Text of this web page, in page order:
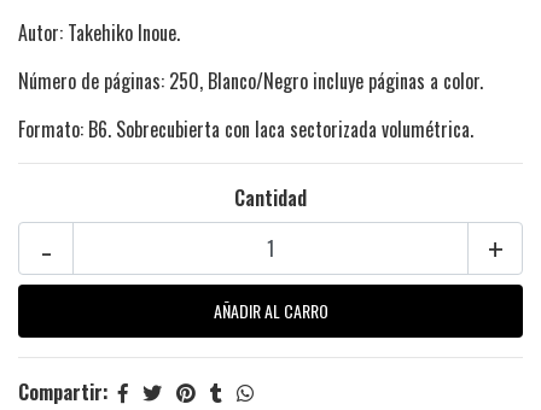
Autor: Takehiko Inoue.
Número de páginas: 250, Blanco/Negro incluye páginas a color.
Formato: B6. Sobrecubierta con laca sectorizada volumétrica.
Cantidad
+
-
Compartir: